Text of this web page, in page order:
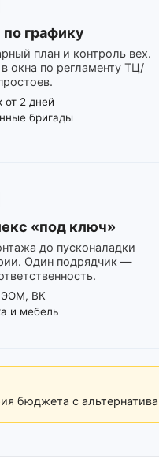
графику
план и контроль вех.
окна по регламенту ТЦ/
от 2 дней
бригады
«под ключ»
до пусконаладки
Один подрядчик —
ВК
и мебель
бюджета с